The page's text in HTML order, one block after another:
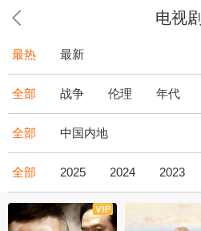
电视剧
最热 最新
全部 战争 伦理 年代
全部 中国内地
全部 2025 2024 2023
全43集 全36集